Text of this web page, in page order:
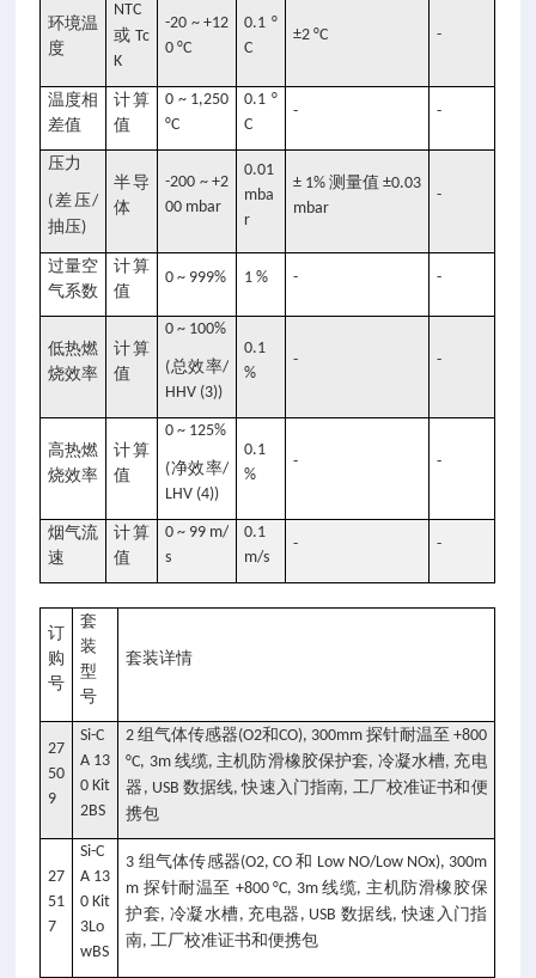
环境温
度
NTC
或 Tc
K
-20 ~ +12
0 °C
0.1 °
C
±2 °C -
温度相
差值
计算
值
0 ~ 1,250
°C
0.1 °
C
- -
压力
( 差压/
抽压)
半导
体
-200 ~ +2
00 mbar
0.01
mba
r
± 1%测量值 ±0.03
mbar
-
过量空
气系数
计算
值
0 ~ 999% 1 % - -
低热燃
烧效率
计算
值
0 ~ 100%
(总效率/
HHV (3))
0.1
%
- -
高热燃
烧效率
计算
值
0 ~ 125%
(净效率/
LHV (4))
0.1
%
- -
烟气流
速
计算
值
0 ~ 99 m/
s
0.1
m/s
- -
订
购
号
套
装
型
号
套装详情
27
50
9
Si-C
A 13
0 Kit
2BS
2组气体传感器(O2和CO), 300mm探针耐温至 +800
°C, 3m 线缆,主机防滑橡胶保护套, 冷凝水槽, 充电
器 , USB 数据线,快速入门指南, 工厂校准证书和便
携包
27
51
7
Si-C
A 13
0 Kit
3Lo
wBS
3 组气体传感器(O2, CO和 Low NO/Low NOx), 300m
m探针耐温至 +800 °C, 3m线缆,主机防滑橡胶保
护套, 冷凝水槽, 充电器 , USB 数据线,快速入门指
南,工厂校准证书和便携包